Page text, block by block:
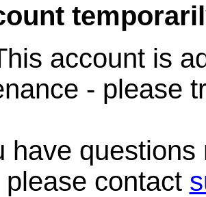
account is
- please
have
please contact